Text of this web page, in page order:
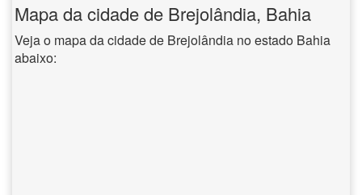
Mapa da cidade de Brejolândia, Bahia
Veja o mapa da cidade de Brejolândia no estado Bahia
abaixo: